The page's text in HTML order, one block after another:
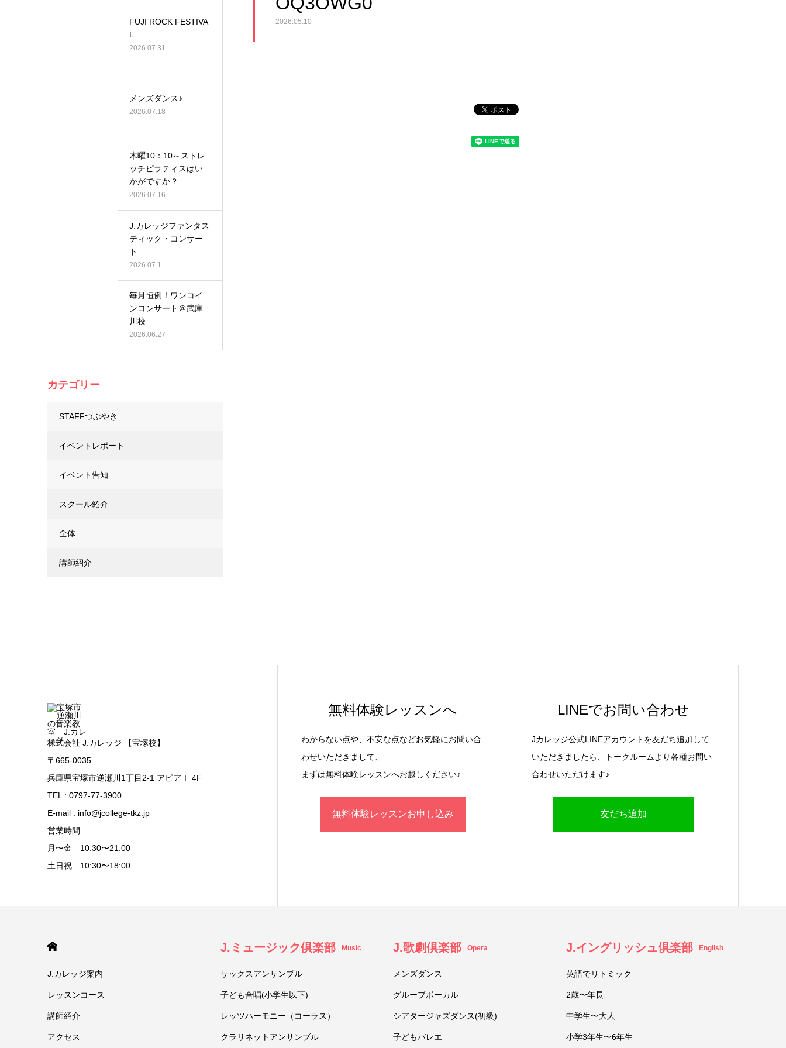
2026.05.10
FUJI ROCK FESTIVA
L
2026.07.31
メンズダンス♪
2026.07.18
木曜10：10～ストレ
ッチピラティスはい
かがですか？
2026.07.16
J.カレッジファンタス
ティック・コンサー
ト
2026.07.1
毎月恒例！ワンコイ
ンコンサート＠武庫
川校
2026.06.27
カテゴリー
STAFFつぶやき
イベントレポート
イベント告知
スクール紹介
全体
講師紹介
株式会社 J.カレッジ 【宝塚校】
〒665-0035
兵庫県宝塚市逆瀬川1丁目2-1 アピアⅠ 4F
TEL : 0797-77-3900
E-mail : info@jcollege-tkz.jp
営業時間
月〜金 10:30〜21:00
土日祝 10:30〜18:00
無料体験レッスンへ
わからない点や、不安な点などお気軽にお問い合
わせいただきまして、
まずは無料体験レッスンへお越しください♪
無料体験レッスンお申し込み
LINEでお問い合わせ
Jカレッジ公式LINEアカウントを友だち追加して
いただきましたら、トークルームより各種お問い
合わせいただけます♪
友だち追加
J.カレッジ案内
レッスンコース
講師紹介
アクセス
J.ミュージック倶楽部 Music
サックスアンサンブル
子ども合唱(小学生以下)
レッツハーモニー（コーラス）
クラリネットアンサンブル
J.歌劇倶楽部 Opera
メンズダンス
グループボーカル
シアタージャズダンス(初級)
子どもバレエ
J.イングリッシュ倶楽部 English
英語でリトミック
2歳〜年長
中学生〜大人
小学3年生〜6年生